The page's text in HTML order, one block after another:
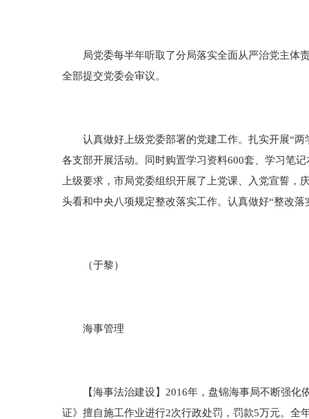
局党委每半年听取了分局落实全面从严治党主体责
全部提交党委会审议。
认真做好上级党委部署的党建工作。扎实开展“两
各支部开展活动。同时购置学习资料600套、学习笔
上级要求，市局党委组织开展了上党课、入党宣誓
头看和中央八项规定整改落实工作。认真做好“整改
（于黎）
海事管理
【海事法治建设】2016年，盘锦海事局不断强化
证》擅自施工作业进行2次行政处罚，罚款5万元。全